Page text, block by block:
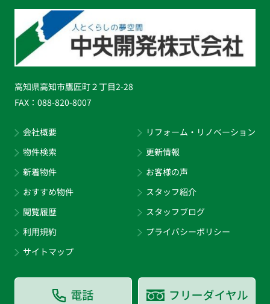
高知県高知市鷹匠町２丁目2-28
FAX： 088-820-8007
会社概要
物件検索
新着物件
おすすめ物件
閲覧履歴
利用規約
サイトマップ
リフォーム・リノベーション
更新情報
お客様の声
スタッフ紹介
スタッフブログ
プライバシーポリシー